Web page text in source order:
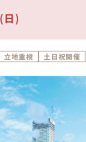
(日)
立地重視 土日祝開催